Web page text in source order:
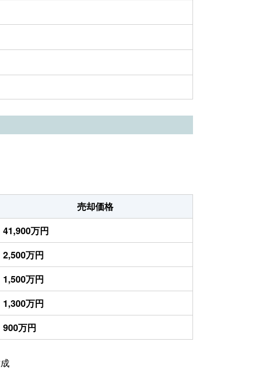
売却価格
41,900万円
2,500万円
1,500万円
1,300万円
900万円